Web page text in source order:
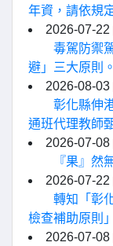
年資，請依規
2026-07-22
毒駕防禦
避」三大原則
2026-08-03
彰化縣伸
通班代理教師
2026-07-08
『果』然
2026-07-22
轉知「彰
檢查補助原則
2026-07-08